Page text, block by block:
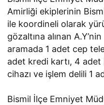
Amirliği ekiplerinin
ile koordineli olarak
gözaltına alınan
aramada 1 adet cep
adet kredi kartı, 4
cihazı ve işlem delili 1
Bismil İlçe Emniyet